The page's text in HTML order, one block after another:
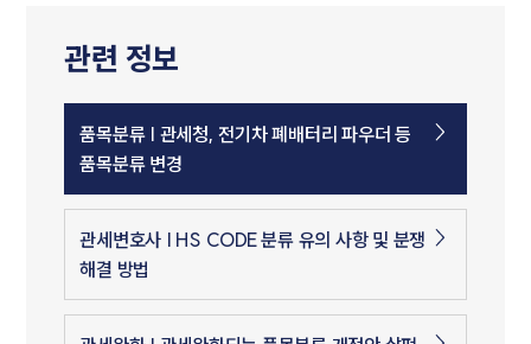
관련 정보
품목분류 | 관세청, 전기차 폐배터리 파우더 등
품목분류 변경
관세변호사 | HS CODE 분류 유의 사항 및 분쟁
해결 방법